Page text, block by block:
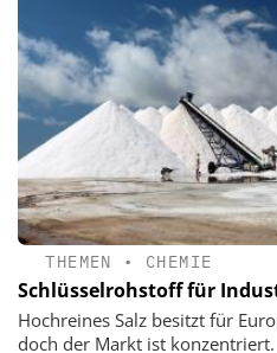
THEMEN • CHEMIE
Schlüsselrohstoff für
Hochreines Salz besitzt für
doch der Markt ist konzentriert.